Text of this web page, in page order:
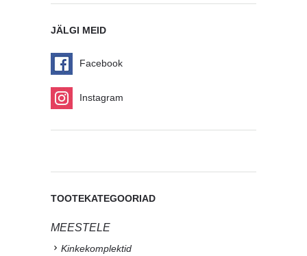
JÄLGI MEID
Facebook
Instagram
TOOTEKATEGOORIAD
MEESTELE
Kinkekomplektid